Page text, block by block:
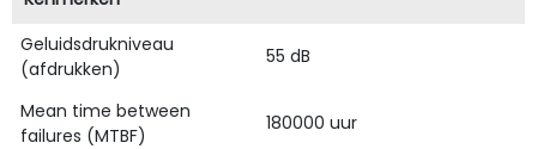
Geluidsdrukniveau
(afdrukken)
55 dB
Mean time between
failures (MTBF)
180000 uur